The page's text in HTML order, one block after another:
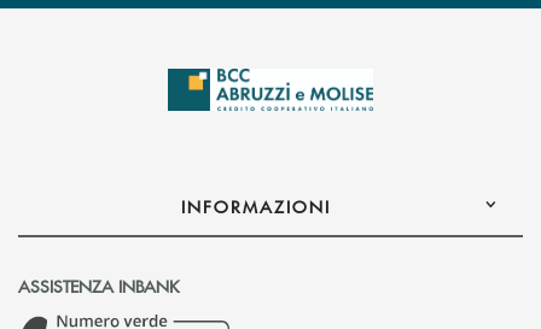
INFORMAZIONI
ASSISTENZA INBANK